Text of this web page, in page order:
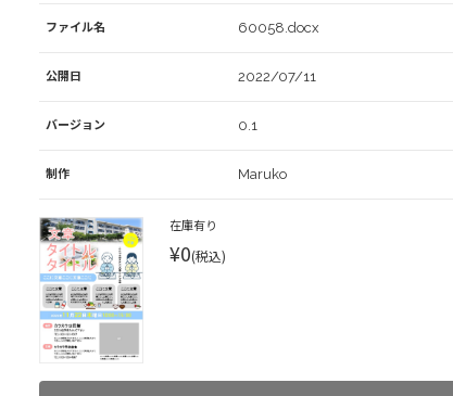
ファイル名 60058.docx
公開日 2022/07/11
バージョン 0.1
制作 Maruko
在庫有り
¥0(税込)